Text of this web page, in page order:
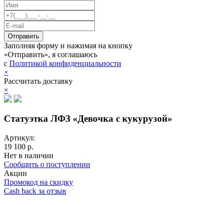
Заполняя форму и нажимая на кнопку
«Отправить», я соглашаюсь
с Политикой конфиденциальности
×
Рассчитать доставку
×
Статуэтка ЛФЗ «Девочка с кукурузой»
Артикул:
19 100 р.
Нет в наличии
Сообщить о поступлении
Акции
Промокод на скидку
Cash back за отзыв